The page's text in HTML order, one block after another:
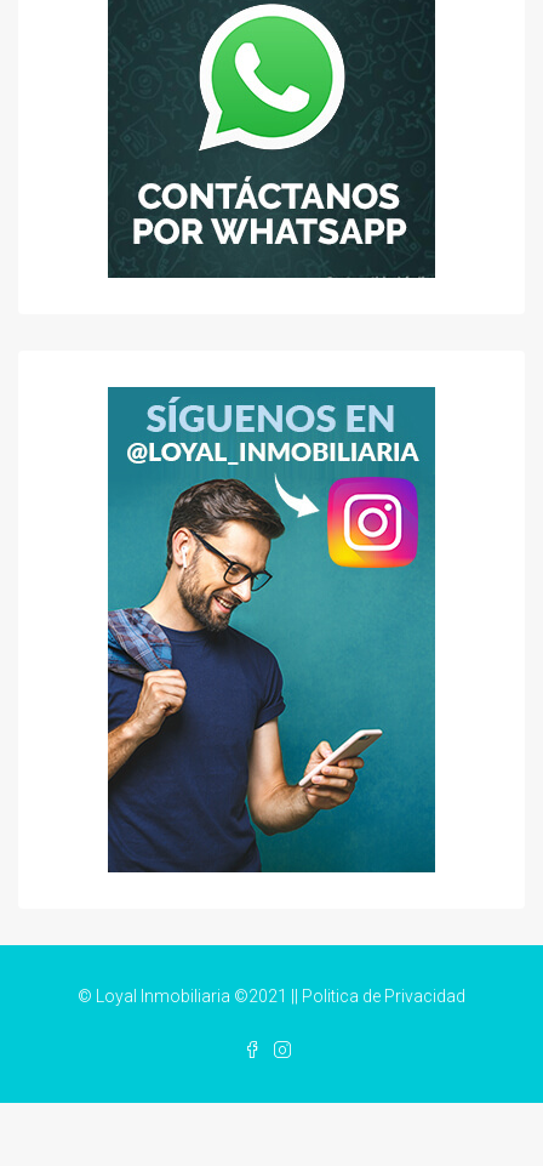
© Loyal Inmobiliaria ©2021 || Politica de Privacidad